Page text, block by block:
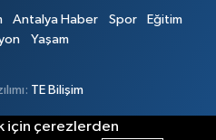
Antalya Haber Spor
Eğitim
Yaşam
TE Bilişim
için çerezlerden